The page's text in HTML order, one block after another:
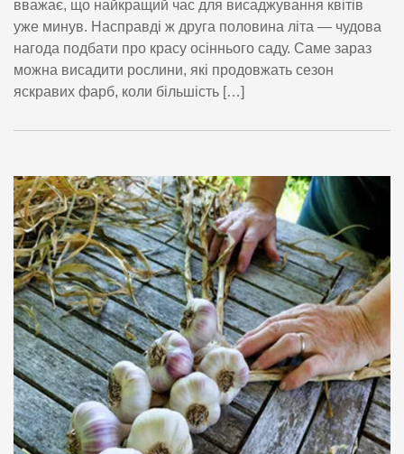
вважає, що найкращий час для висаджування квітів
уже минув. Насправді ж друга половина літа — чудова
нагода подбати про красу осіннього саду. Саме зараз
можна висадити рослини, які продовжать сезон
яскравих фарб, коли більшість […]